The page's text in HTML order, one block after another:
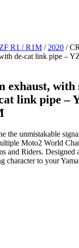
R1 / R1M / 2020 /
de-cat link pipe –
exhaust, with
link pipe –
the unmistakable
Moto2 World
and Riders. Designed
character to your